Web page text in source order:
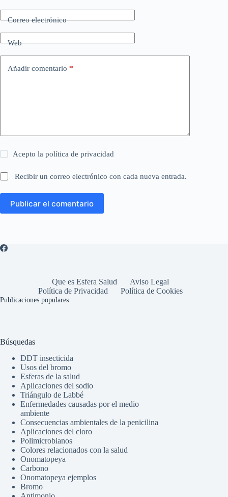
Correo electrónico
Web
Añadir comentario *
Acepto lapolítica de privacidad
Recibir un correo electrónico con cada nueva entrada.
Publicar el comentario
Que es Esfera Salud
Aviso Legal
Política de Privacidad
Política de Cookies
Publicaciones populares
Búsquedas
DDT insecticida
Usos del bromo
Esferas de la salud
Aplicaciones del sodio
Triángulo de Labbé
Enfermedades causadas por el medio
ambiente
Consecuencias ambientales de la penicilina
Aplicaciones del cloro
Polimicrobianos
Colores relacionados con la salud
Onomatopeya
Carbono
Onomatopeya ejemplos
Bromo